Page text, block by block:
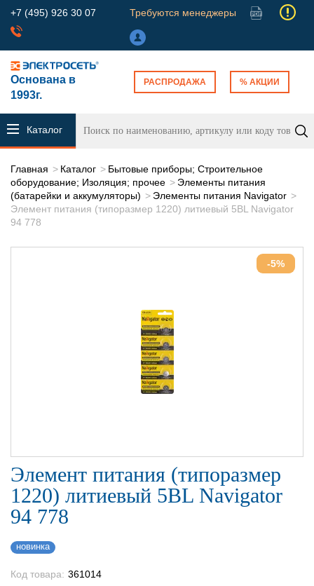
+7 (495) 926 30 07 Требуются менеджеры
Основана в
1993г.
РАСПРОДАЖА % АКЦИИ
Каталог
Главная Каталог
Бытовые приборы; Строительное
оборудование; Изоляция; прочее
Элементы питания
(батарейки и аккумуляторы)
Элементы питания Navigator
Элемент питания (типоразмер 1220) литиевый 5BL Navigator
94 778
-5%
Элемент питания (типоразмер
1220) литиевый 5BL Navigator
94 778
новинка
Код товара: 361014